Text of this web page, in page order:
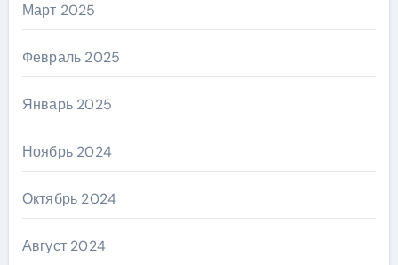
Март 2025
Февраль 2025
Январь 2025
Ноябрь 2024
Октябрь 2024
Август 2024